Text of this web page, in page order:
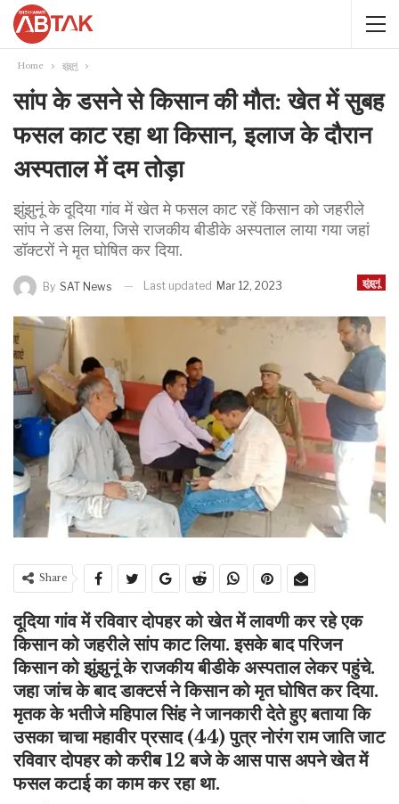
Home झुंझुनूं
सांप के डसने से किसान की मौत: खेत में सुबह
फसल काट रहा था किसान, इलाज के दौरान
अस्पताल में दम तोड़ा
झुंझुनूं के दूदिया गांव में खेत मे फसल काट रहें किसान को जहरीले
सांप ने डस लिया, जिसे राजकीय बीडीके अस्पताल लाया गया जहां
डॉक्टरों ने मृत घोषित कर दिया.
झुंझुनूं
By SAT News Last updated Mar 12, 2023
Share
दूदिया गांव में रविवार दोपहर को खेत में लावणी कर रहे एक
किसान को जहरीले सांप काट लिया. इसके बाद परिजन
किसान को झुंझुनूं के राजकीय बीडीके अस्पताल लेकर पहुंचे.
जहा जांच के बाद डाक्टर्स ने किसान को मृत घोषित कर दिया.
मृतक के भतीजे महिपाल सिंह ने जानकारी देते हुए बताया कि
उसका चाचा महावीर प्रसाद (44) पुत्र नोरंग राम जाति जाट
रविवार दोपहर को करीब 12 बजे के आस पास अपने खेत में
फसल कटाई का काम कर रहा था.